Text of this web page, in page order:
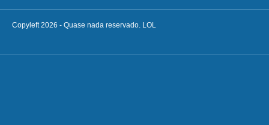
Copyleft 2026 - Quase nada reservado. LOL